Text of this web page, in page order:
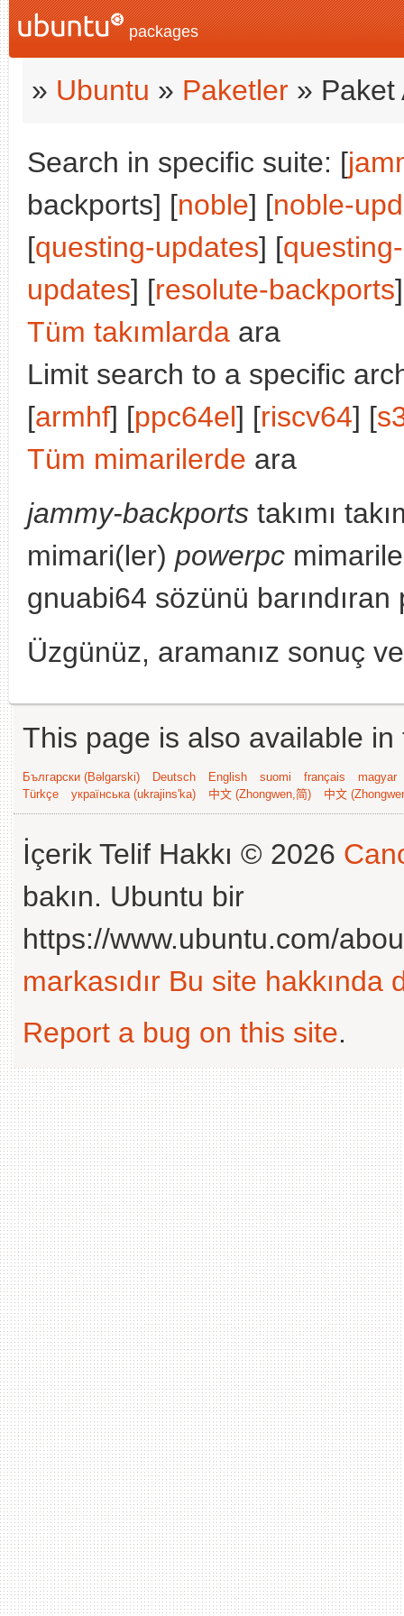
packages
» Ubuntu » Paketler » Paket
Search in specific suite: [
backports] [noble] [noble-
[questing-updates] [
updates] [resolute-backports
Tüm takımlarda ara
Limit search to a specific
[armhf] [ppc64el] [riscv64] [
Tüm mimarilerde ara
jammy-backports takımı
mimari(ler) powerpc
gnuabi64 sözünü barındıran
Üzgünüz, aramanız sonuç
This page is also available
Български (Bəlgarski) Deutsch English suomi français
magyar
Türkçe
українська (ukrajins'ka) 中文 (Zhongwen,简) 中文
İçerik Telif Hakkı © 2026
bakın. Ubuntu bir
https://www.ubuntu.com/
markasıdır Bu site hakkında
Report a bug on this site.